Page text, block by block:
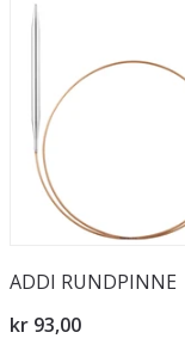
ADDI RUNDPINNE
kr 93,00